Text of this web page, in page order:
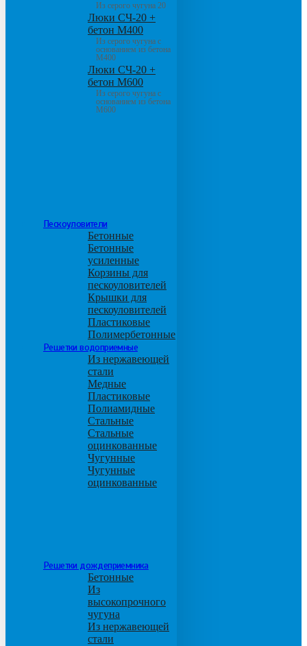
Из серого чугуна 20
Люки СЧ-20 +
бетон М400
Из серого чугуна с
основанием из бетона
М400
Люки СЧ-20 +
бетон М600
Из серого чугуна с
основанием из бетона
М600
Пескоуловители
Бетонные
Бетонные
усиленные
Корзины для
пескоуловителей
Крышки для
пескоуловителей
Пластиковые
Полимербетонные
Решетки водоприемные
Из нержавеющей
стали
Медные
Пластиковые
Полиамидные
Стальные
Стальные
оцинкованные
Чугунные
Чугунные
оцинкованные
Решетки дождеприемника
Бетонные
Из
высокопрочного
чугуна
Из нержавеющей
стали